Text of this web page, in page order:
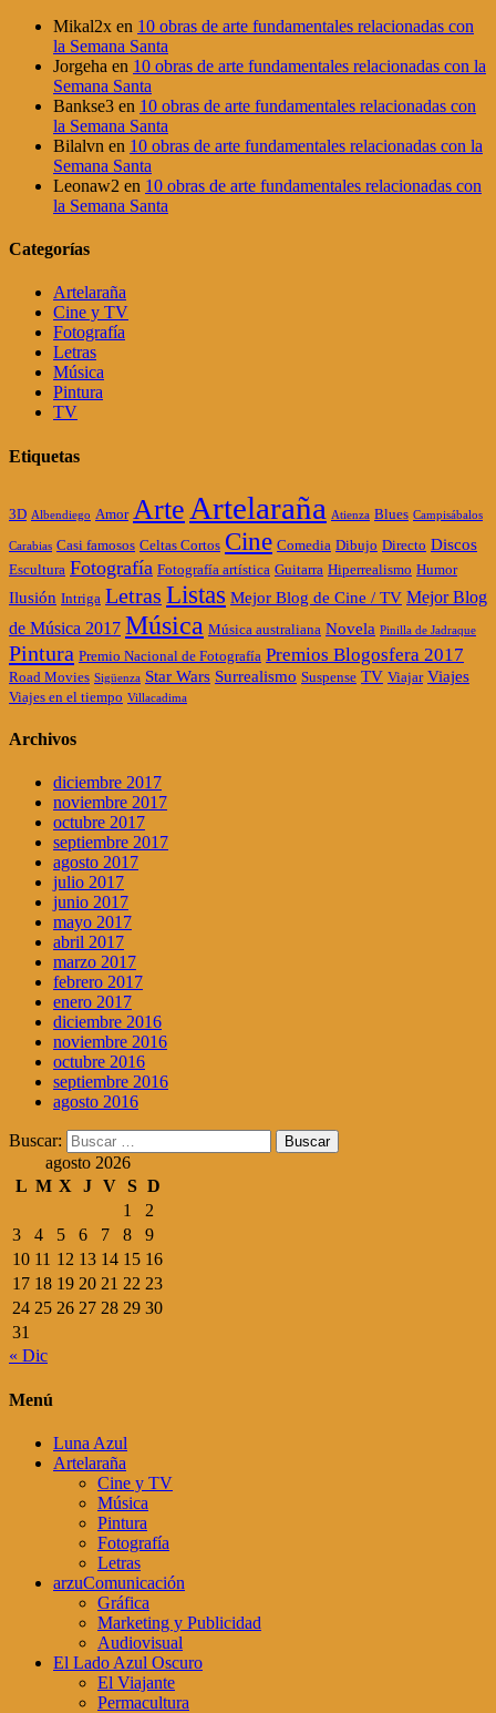
Mikal2x en 10 obras de arte fundamentales relacionadas con
la Semana Santa
Jorgeha en 10 obras de arte fundamentales relacionadas con la
Semana Santa
Bankse3 en 10 obras de arte fundamentales relacionadas con
la Semana Santa
Bilalvn en 10 obras de arte fundamentales relacionadas con la
Semana Santa
Leonaw2 en 10 obras de arte fundamentales relacionadas con
la Semana Santa
Categorías
Artelaraña
Cine y TV
Fotografía
Letras
Música
Pintura
TV
Etiquetas
3D Albendiego Amor Arte Artelaraña Atienza Blues Campisábalos
Carabias Casi famosos Celtas Cortos Cine Comedia Dibujo Directo Discos
Escultura Fotografía Fotografía artística Guitarra Hiperrealismo Humor
Ilusión Intriga Letras Listas Mejor Blog de Cine / TV Mejor Blog
de Música 2017 Música Música australiana Novela Pinilla de Jadraque
Pintura Premio Nacional de Fotografía Premios Blogosfera 2017
Road Movies Sigüenza Star Wars Surrealismo Suspense TV Viajar Viajes
Viajes en el tiempo Villacadima
Archivos
diciembre 2017
noviembre 2017
octubre 2017
septiembre 2017
agosto 2017
julio 2017
junio 2017
mayo 2017
abril 2017
marzo 2017
febrero 2017
enero 2017
diciembre 2016
noviembre 2016
octubre 2016
septiembre 2016
agosto 2016
Buscar:
agosto 2026
L M X J V S D
1
2
3
4 5 6 7 8
9
10 11 12 13 14 15 16
17 18 19 20 21 22 23
24 25 26 27 28 29 30
31
« Dic
Menú
Luna Azul
Artelaraña
Cine y TV
Música
Pintura
Fotografía
Letras
arzuComunicación
Gráfica
Marketing y Publicidad
Audiovisual
El Lado Azul Oscuro
El Viajante
Permacultura